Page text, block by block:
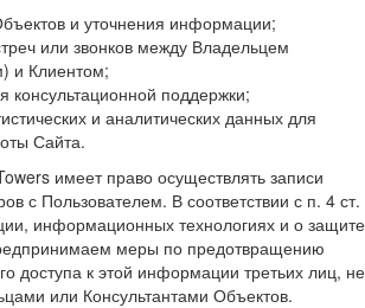
и уточнения информации;
или звонков между Владельцем
и Клиентом;
консультационной поддержки;
и аналитических данных для
Сайта.
имеет право осуществлять записи
с Пользователем. В соответствии с п. 4 ст.
информационных технологиях и о защите
меры по предотвращению
доступа к этой информации третьих лиц, не
или Консультантами Объектов.